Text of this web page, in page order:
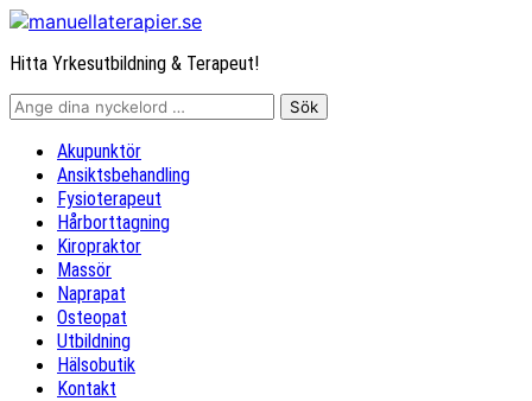
Hitta Yrkesutbildning & Terapeut!
Akupunktör
Ansiktsbehandling
Fysioterapeut
Hårborttagning
Kiropraktor
Massör
Naprapat
Osteopat
Utbildning
Hälsobutik
Kontakt